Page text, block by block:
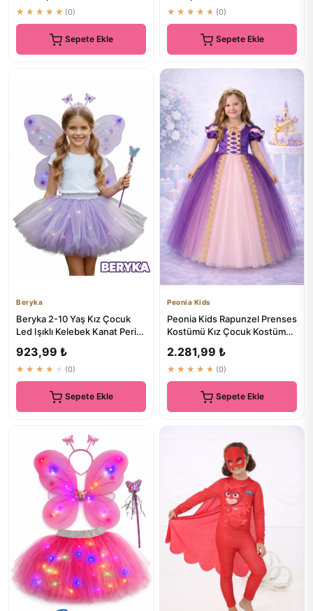
★★★★★ (0)
Sepete Ekle
★★★★★ (0)
Sepete Ekle
Beryka
Beryka 2-10 Yaş Kız Çocuk
Led Işıklı Kelebek Kanat Peri
923,99 ₺
★★★★★ (0)
Sepete Ekle
Peonia Kids
Peonia Kids Rapunzel Prenses
Kostümü Kız Çocuk Kostümü
2.281,99 ₺
★★★★★ (0)
Sepete Ekle